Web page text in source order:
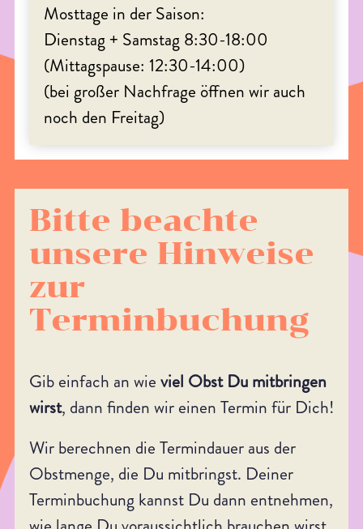
Mosttage in der Saison:
Dienstag + Samstag 8:30-18:00
(Mittagspause: 12:30-14:00)
(bei großer Nachfrage öffnen wir auch
noch den Freitag)
Bitte beachte
unsere Hinweise
zur
Terminbuchung
Gib einfach an wieviel Obst Du mitbringen
wirst, dann finden wir einen Termin für Dich!
Wir berechnen die Termindauer aus der
Obstmenge, die Du mitbringst. Deiner
Terminbuchung kannst Du dann entnehmen,